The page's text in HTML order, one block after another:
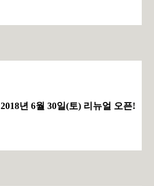
2018년 6월 30일(토) 리뉴얼 오픈!